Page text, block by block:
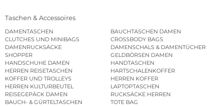
Taschen & Accessoires
DAMENTASCHEN
BAUCHTASCHEN DAMEN
CLUTCHES UND MINIBAGS
CROSSBODY BAGS
DAMENRUCKSÄCKE
DAMENSCHALS & DAMENTÜCHER
SHOPPER
GELDBÖRSEN DAMEN
HANDSCHUHE DAMEN
HANDTASCHEN
HERREN REISETASCHEN
HARTSCHALENKOFFER
KOFFER UND TROLLEYS
HERREN KOFFER
HERREN KULTURBEUTEL
LAPTOPTASCHEN
REISEGEPÄCK DAMEN
RUCKSÄCKE HERREN
BAUCH- & GÜRTELTASCHEN
TOTE BAG